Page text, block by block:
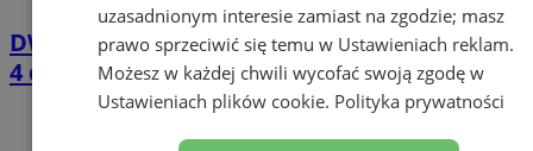
DW925 w Orzeszu całkowicie zamknięta od
4 do 14 sierpnia
uzasadnionym interesie zamiast na zgodzie; masz
prawo sprzeciwić się temu w Ustawieniach reklam.
Możesz w każdej chwili wycofać swoją zgodę w
Ustawieniach plików cookie. Polityka prywatności